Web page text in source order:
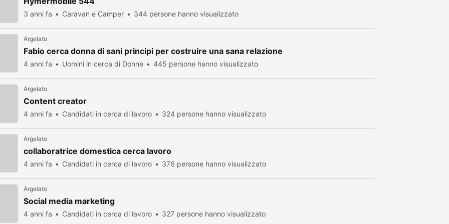
3 anni fa Caravan e Camper 344 persone hanno visualizzato
Argelato
Fabio cerca donna di sani principi per costruire una sana relazione
4 anni fa Uomini in cerca di Donne 445 persone hanno visualizzato
Argelato
Content creator
4 anni fa Candidati in cerca di lavoro 324 persone hanno visualizzato
Argelato
collaboratrice domestica cerca lavoro
4 anni fa Candidati in cerca di lavoro 376 persone hanno visualizzato
Argelato
Social media marketing
4 anni fa Candidati in cerca di lavoro 327 persone hanno visualizzato